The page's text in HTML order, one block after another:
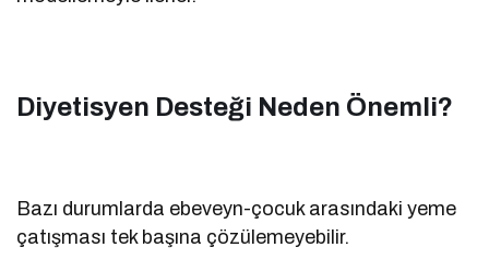
Diyetisyen Desteği Neden Önemli?
Bazı durumlarda ebeveyn-çocuk arasındaki yeme
çatışması tek başına çözülemeyebilir.